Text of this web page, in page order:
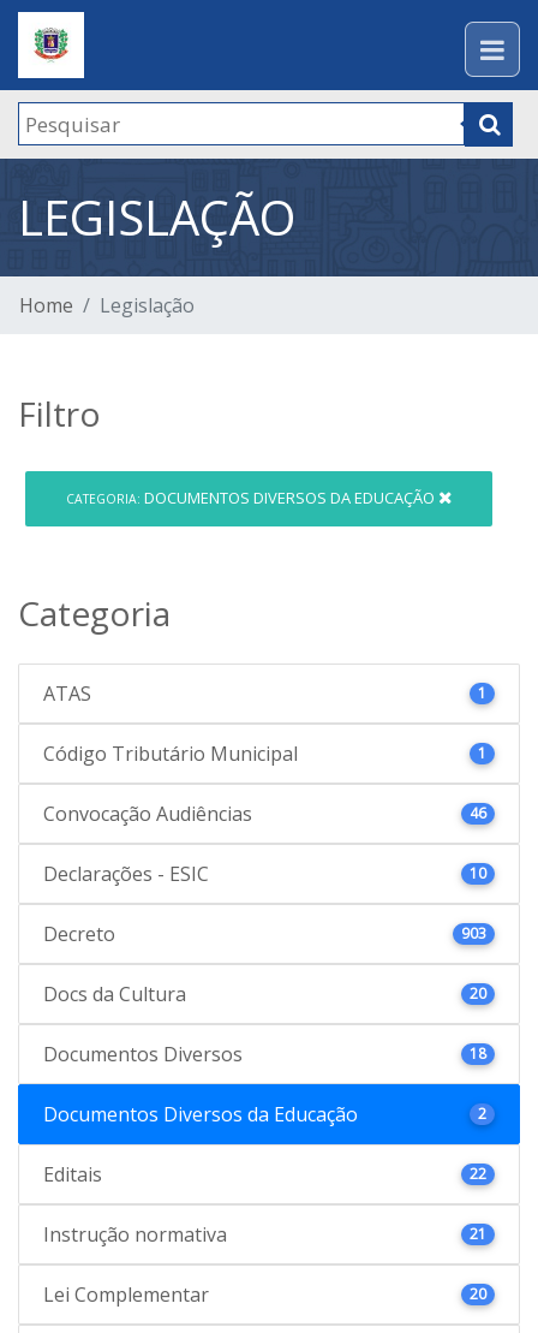
LEGISLAÇÃO
Home Legislação
Filtro
CATEGORIA: DOCUMENTOS DIVERSOS DA EDUCAÇÃO
Categoria
ATAS 1
Código Tributário Municipal 1
Convocação Audiências 46
Declarações - ESIC 10
Decreto 903
Docs da Cultura 20
Documentos Diversos 18
Documentos Diversos da Educação 2
Editais 22
Instrução normativa 21
Lei Complementar 20